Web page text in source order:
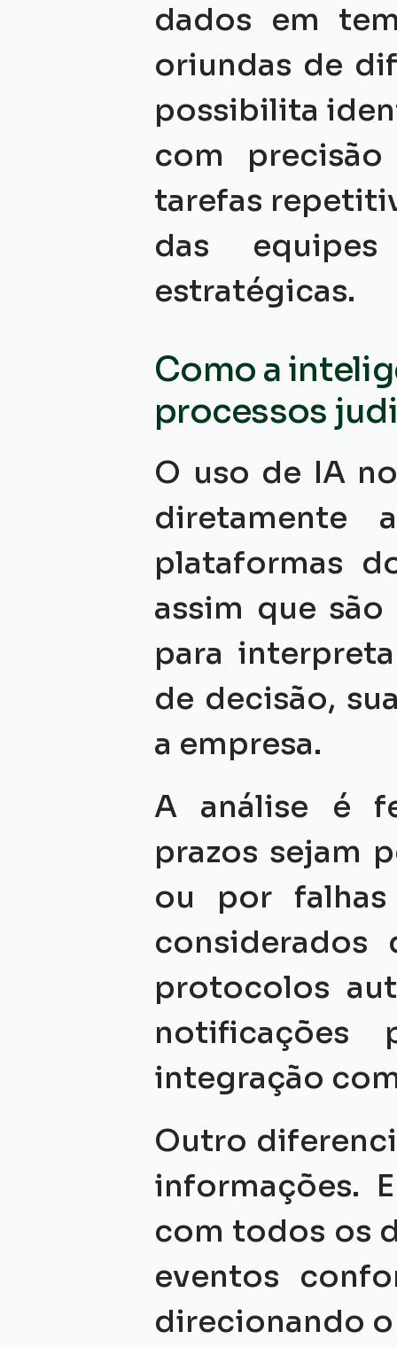
dados em
oriundas de
possibilita
com
tarefas
das
estratégicas.
Como a
processos
O uso de IA
plataformas
assim que
para
de decisão,
a empresa.
A análise é
prazos sejam
ou por falhas
protocolos
notificações
integração
Outro
informações.
com todos os
eventos
direcionando